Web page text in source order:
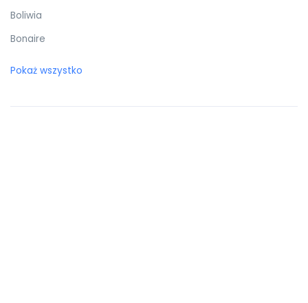
Boliwia
Bonaire
Brazylia
Pokaż wszystko